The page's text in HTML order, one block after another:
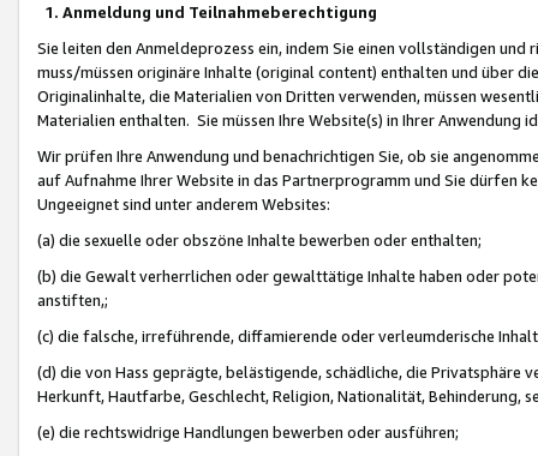
1. Anmeldung und Teilnahmeberechtigung
Sie leiten den Anmeldeprozess ein, indem Sie einen vollständigen
muss/müssen originäre Inhalte (original content) enthalten und über
Originalinhalte, die Materialien von Dritten verwenden, müssen
Materialien enthalten. Sie müssen Ihre Website(s) in Ihrer Anwendung
Wir prüfen Ihre Anwendung und benachrichtigen Sie, ob sie
auf Aufnahme Ihrer Website in das Partnerprogramm und Sie dürfen
Ungeeignet sind unter anderem Websites:
(a) die sexuelle oder obszöne Inhalte bewerben oder enthalten;
(b) die Gewalt verherrlichen oder gewalttätige Inhalte haben oder
anstiften,;
(c) die falsche, irreführende, diffamierende oder verleumderische
(d) die von Hass geprägte, belästigende, schädliche, die Privatsphäre
Herkunft, Hautfarbe, Geschlecht, Religion, Nationalität, Behinderung,
(e) die rechtswidrige Handlungen bewerben oder ausführen;